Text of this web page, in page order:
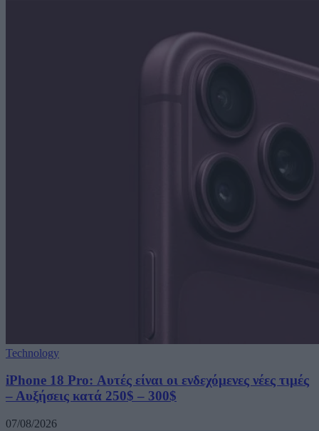
Technology
iPhone 18 Pro: Αυτές είναι οι ενδεχόμενες νέες τιμές
– Αυξήσεις κατά 250$ – 300$
07/08/2026